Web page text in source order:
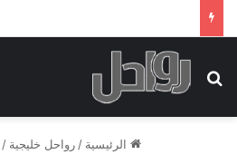
بحث عن
الرئيسية / رواحل خليجية /